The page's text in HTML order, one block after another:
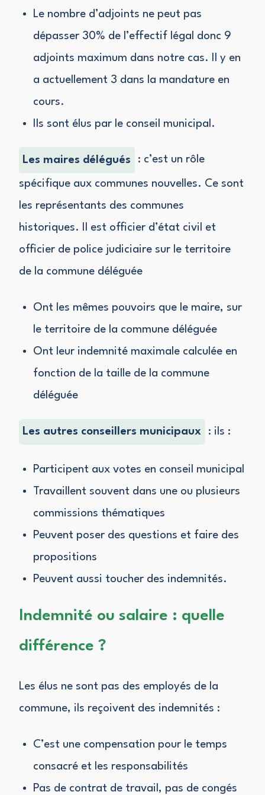
Le nombre d’adjoints ne peut pas
dépasser 30% de l’effectif légal donc 9
adjoints maximum dans notre cas. Il y en
a actuellement 3 dans la mandature en
cours.
Ils sont élus par le conseil municipal.
Les maires délégués : c’est un rôle
spécifique aux communes nouvelles. Ce sont
les représentants des communes
historiques. Il est officier d’état civil et
officier de police judiciaire sur le territoire
de la commune déléguée
Ont les mêmes pouvoirs que le maire, sur
le territoire de la commune déléguée
Ont leur indemnité maximale calculée en
fonction de la taille de la commune
déléguée
Les autres conseillers municipaux : ils :
Participent aux votes en conseil municipal
Travaillent souvent dans une ou plusieurs
commissions thématiques
Peuvent poser des questions et faire des
propositions
Peuvent aussi toucher des indemnités.
Indemnité ou salaire : quelle
différence ?
Les élus ne sont pas des employés de la
commune, ils reçoivent des indemnités :
C’est une compensation pour le temps
consacré et les responsabilités
Pas de contrat de travail, pas de congés